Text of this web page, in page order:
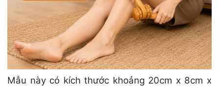
Mẫu này có kích thước khoảng 20cm x 8cm x